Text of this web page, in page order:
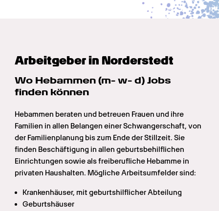
Arbeitgeber in Norderstedt
Wo Hebammen (m- w- d) Jobs
finden können
Hebammen beraten und betreuen Frauen und ihre
Familien in allen Belangen einer Schwangerschaft, von
der Familienplanung bis zum Ende der Stillzeit. Sie
finden Beschäftigung in allen geburtsbehilflichen
Einrichtungen sowie als freiberufliche Hebamme in
privaten Haushalten. Mögliche Arbeitsumfelder sind:
Krankenhäuser, mit geburtshilflicher Abteilung
Geburtshäuser